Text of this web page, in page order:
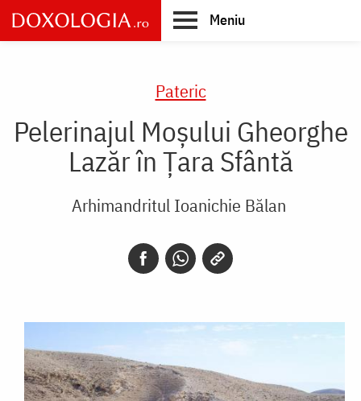
Skip
to
main
Meniu
Pateric
Pelerinajul Moșului Gheorghe
Lazăr în Țara Sfântă
Arhimandritul Ioanichie Bălan